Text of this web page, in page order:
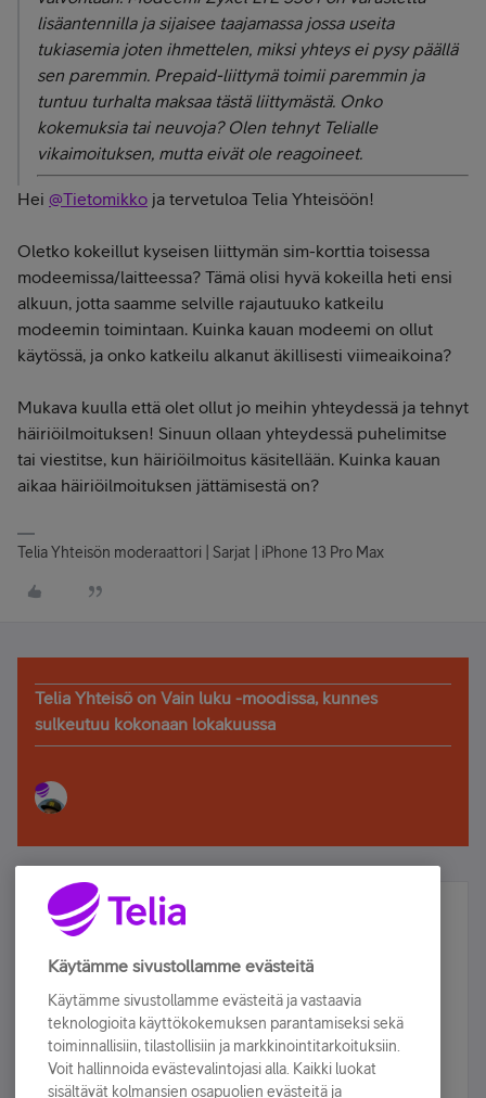
lisäantennilla ja sijaisee taajamassa jossa useita
tukiasemia joten ihmettelen, miksi yhteys ei pysy päällä
sen paremmin. Prepaid-liittymä toimii paremmin ja
tuntuu turhalta maksaa tästä liittymästä. Onko
kokemuksia tai neuvoja? Olen tehnyt Telialle
vikaimoituksen, mutta eivät ole reagoineet.
Hei @Tietomikko ja tervetuloa Telia Yhteisöön!
Oletko kokeillut kyseisen liittymän sim-korttia toisessa
modeemissa/laitteessa? Tämä olisi hyvä kokeilla heti ensi
alkuun, jotta saamme selville rajautuuko katkeilu
modeemin toimintaan. Kuinka kauan modeemi on ollut
käytössä, ja onko katkeilu alkanut äkillisesti viimeaikoina?
Mukava kuulla että olet ollut jo meihin yhteydessä ja tehnyt
häiriöilmoituksen! Sinuun ollaan yhteydessä puhelimitse
tai viestitse, kun häiriöilmoitus käsitellään. Kuinka kauan
aikaa häiriöilmoituksen jättämisestä on?
Telia Yhteisön moderaattori | Sarjat | iPhone 13 Pro Max
Telia Yhteisö on Vain luku -moodissa, kunnes
sulkeutuu kokonaan lokakuussa
Älä jää paitsi – osallistu ja voita!
Tilaa Telian uutiskirje ja olet mukana arvonnassa.
sähköpostiisi.
Tilaa nyt
Käytämme sivustollamme evästeitä
Käytämme sivustollamme evästeitä ja vastaavia
teknologioita käyttökokemuksen parantamiseksi sekä
toiminnallisiin, tilastollisiin ja markkinointitarkoituksiin.
Voit hallinnoida evästevalintojasi alla. Kaikki luokat
sisältävät kolmansien osapuolien evästeitä ja